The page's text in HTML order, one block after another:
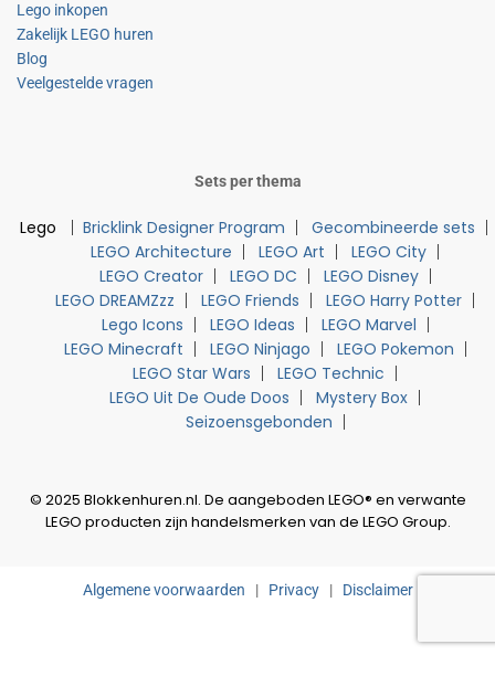
Lego inkopen
Zakelijk LEGO huren
Blog
Veelgestelde vragen
Sets per thema
Lego Bricklink Designer Program
Gecombineerde sets
LEGO Architecture
LEGO Art
LEGO City
LEGO Creator
LEGO DC
LEGO Disney
LEGO DREAMZzz
LEGO Friends
LEGO Harry Potter
Lego Icons
LEGO Ideas
LEGO Marvel
LEGO Minecraft
LEGO Ninjago
LEGO Pokemon
LEGO Star Wars
LEGO Technic
LEGO Uit De Oude Doos
Mystery Box
Seizoensgebonden
© 2025 Blokkenhuren.nl. De aangeboden LEGO® en verwante
LEGO producten zijn handelsmerken van de LEGO Group.
Algemene voorwaarden | Privacy| Disclaimer